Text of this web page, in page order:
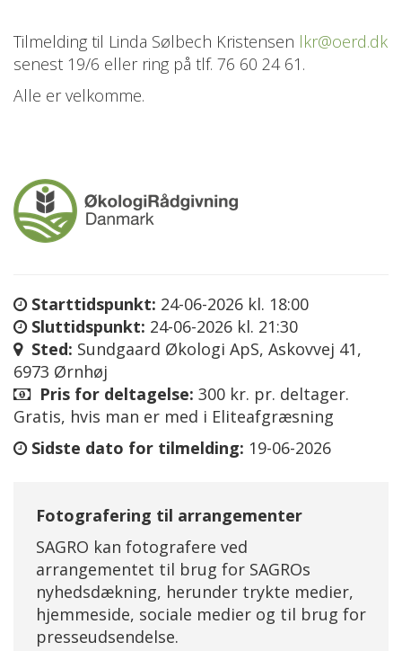
Tilmelding til Linda Sølbech Kristensen lkr@oerd.dk
senest 19/6 eller ring på tlf. 76 60 24 61.
Alle er velkomme.
Starttidspunkt: 24-06-2026 kl. 18:00
Sluttidspunkt: 24-06-2026 kl. 21:30
Sted: Sundgaard Økologi ApS, Askovvej 41,
6973 Ørnhøj
Pris for deltagelse: 300 kr. pr. deltager.
Gratis, hvis man er med i Eliteafgræsning
Sidste dato for tilmelding: 19-06-2026
Fotografering til arrangementer
SAGRO kan fotografere ved
arrangementet til brug for SAGROs
nyhedsdækning, herunder trykte medier,
hjemmeside, sociale medier og til brug for
presseudsendelse.